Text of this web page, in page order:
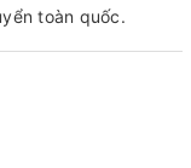
toàn quốc.